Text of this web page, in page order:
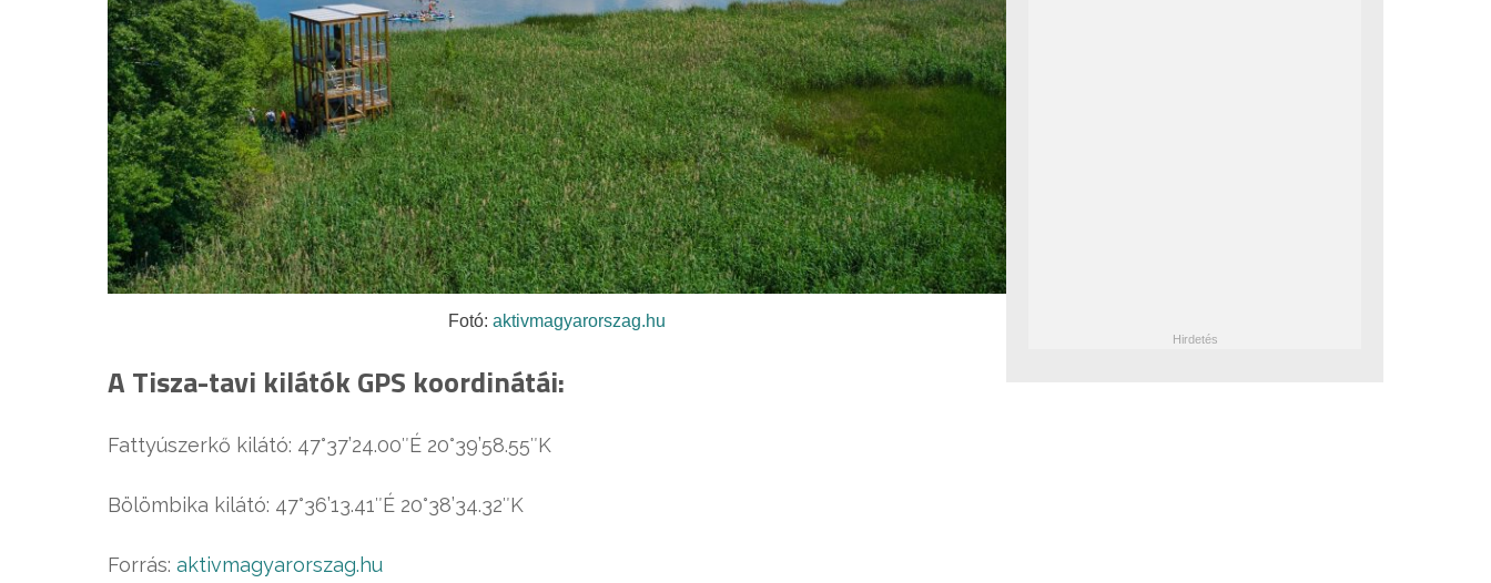
Fotó: aktivmagyarorszag.hu
A Tisza-tavi kilátók GPS koordinátái:
Fattyúszerkő kilátó: 47°37’24.00″É 20°39’58.55″K
Bölömbika kilátó: 47°36’13.41″É 20°38’34.32″K
Forrás: aktivmagyarorszag.hu